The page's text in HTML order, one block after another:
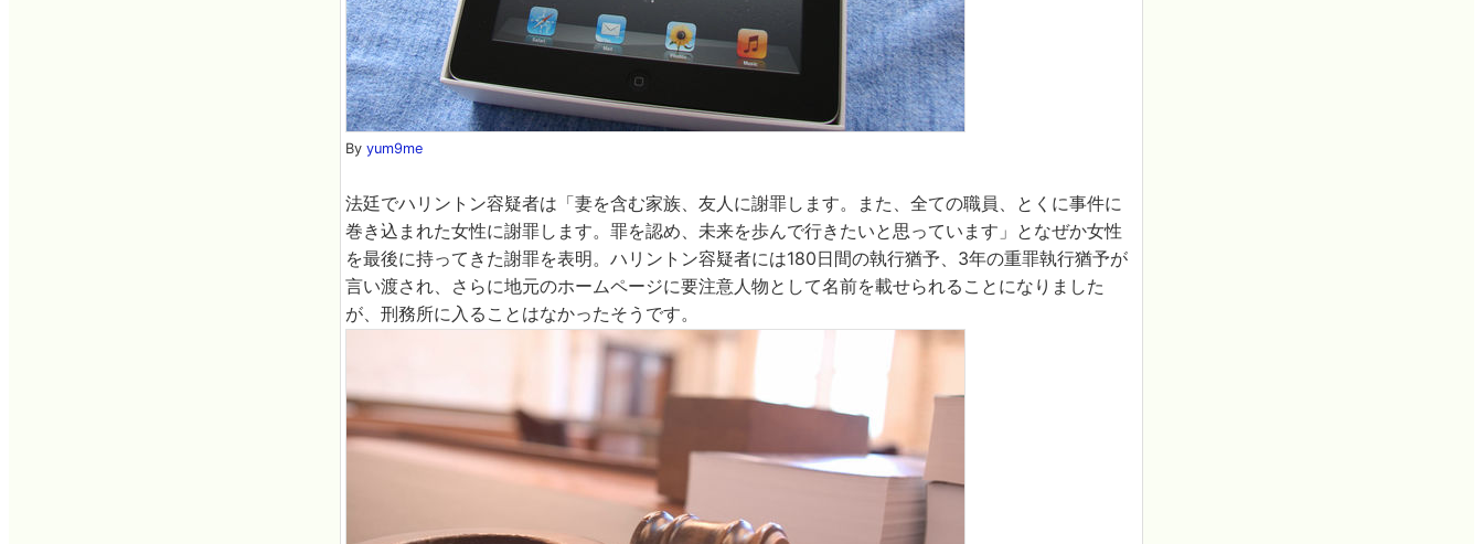
By yum9me
法廷でハリントン容疑者は「妻を含む家族、友人に謝罪します。また、全ての職員、とくに事件に
巻き込まれた女性に謝罪します。罪を認め、未来を歩んで行きたいと思っています」となぜか女性
を最後に持ってきた謝罪を表明。ハリントン容疑者には180日間の執行猶予、3年の重罪執行猶予が
言い渡され、さらに地元のホームページに要注意人物として名前を載せられることになりました
が、刑務所に入ることはなかったそうです。